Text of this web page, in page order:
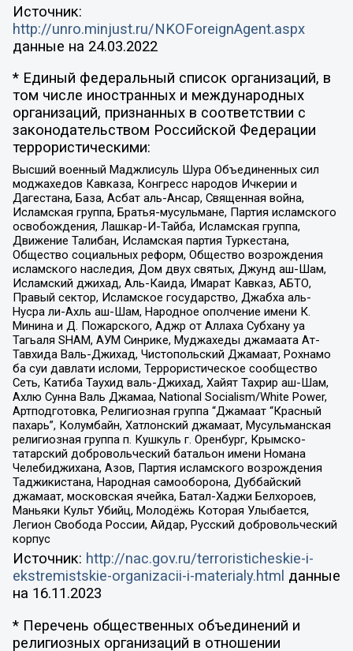
Источник:
http://unro.minjust.ru/NKOForeignAgent.aspx
данные на 24.03.2022
* Единый федеральный список организаций, в
том числе иностранных и международных
организаций, признанных в соответствии с
законодательством Российской Федерации
террористическими:
Высший военный Маджлисуль Шура Объединенных сил
моджахедов Кавказа, Конгресс народов Ичкерии и
Дагестана, База, Асбат аль-Ансар, Священная война,
Исламская группа, Братья-мусульмане, Партия исламского
освобождения, Лашкар-И-Тайба, Исламская группа,
Движение Талибан, Исламская партия Туркестана,
Общество социальных реформ, Общество возрождения
исламского наследия, Дом двух святых, Джунд аш-Шам,
Исламский джихад, Аль-Каида, Имарат Кавказ, АБТО,
Правый сектор, Исламское государство, Джабха аль-
Нусра ли-Ахль аш-Шам, Народное ополчение имени К.
Минина и Д. Пожарского, Аджр от Аллаха Субхану уа
Тагьаля SHAM, АУМ Синрике, Муджахеды джамаата Ат-
Тавхида Валь-Джихад, Чистопольский Джамаат, Рохнамо
ба суи давлати исломи, Террористическое сообщество
Сеть, Катиба Таухид валь-Джихад, Хайят Тахрир аш-Шам,
Ахлю Сунна Валь Джамаа, National Socialism/White Power,
Артподготовка, Религиозная группа “Джамаат “Красный
пахарь”, Колумбайн, Хатлонский джамаат, Мусульманская
религиозная группа п. Кушкуль г. Оренбург, Крымско-
татарский добровольческий батальон имени Номана
Челебиджихана, Азов, Партия исламского возрождения
Таджикистана, Народная самооборона, Дуббайский
джамаат, московская ячейка, Батал-Хаджи Белхороев,
Маньяки Культ Убийц, Молодёжь Которая Улыбается,
Легион Свобода России, Айдар, Русский добровольческий
корпус
Источник: http://nac.gov.ru/terroristicheskie-i-
ekstremistskie-organizacii-i-materialy.html данные
на 16.11.2023
* Перечень общественных объединений и
религиозных организаций в отношении